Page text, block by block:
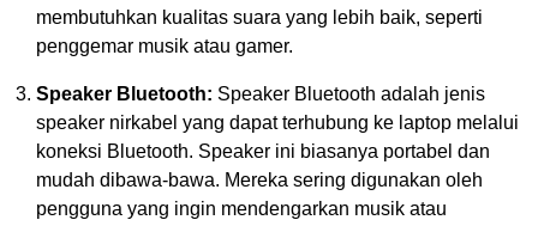
membutuhkan kualitas suara yang lebih baik, seperti
penggemar musik atau gamer.
Speaker Bluetooth: Speaker Bluetooth adalah jenis
speaker nirkabel yang dapat terhubung ke laptop melalui
koneksi Bluetooth. Speaker ini biasanya portabel dan
mudah dibawa-bawa. Mereka sering digunakan oleh
pengguna yang ingin mendengarkan musik atau